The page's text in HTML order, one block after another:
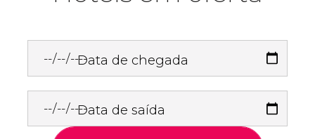
Data de chegada
Data de saída